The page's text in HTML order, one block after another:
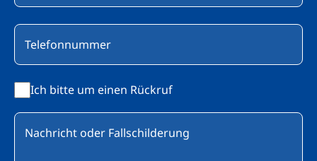
Ich bitte um einen Rückruf